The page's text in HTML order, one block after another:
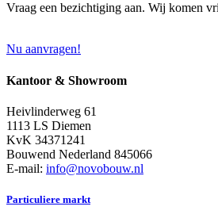
Vraag een bezichtiging aan. Wij komen
Nu aanvragen!
Kantoor & Showroom
Heivlinderweg 61
1113 LS Diemen
KvK 34371241
Bouwend Nederland 845066
E-mail: info@novobouw.nl
Particuliere markt